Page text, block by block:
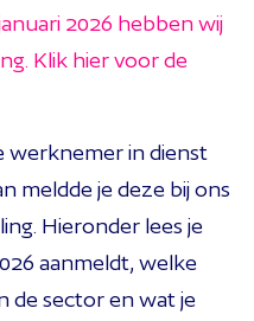
2026 hebben wij
Klik hier voor de
werknemer in dienst
meldde je deze bij ons
Hieronder lees je
aanmeldt, welke
de sector en wat je